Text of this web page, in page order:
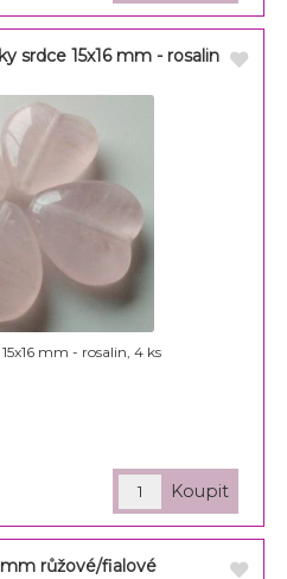
srdce 15x16 mm - rosalin
mm - rosalin, 4 ks
růžové/fialové